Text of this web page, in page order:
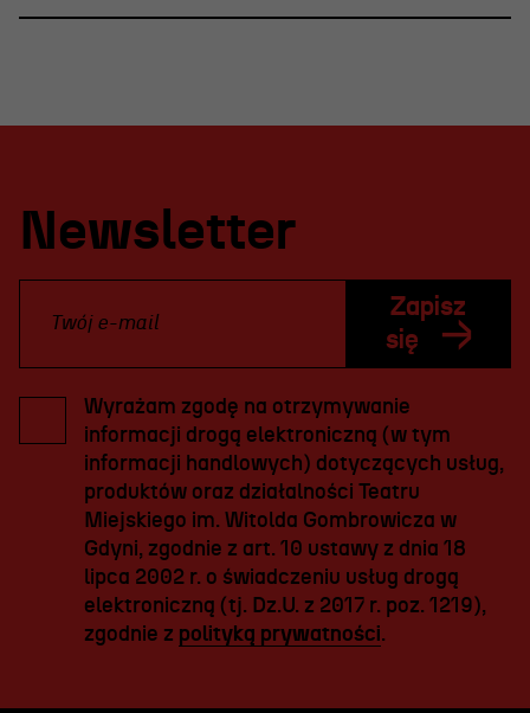
Newsletter
Zapisz
się
Wyrażam zgodę na otrzymywanie
informacji drogą elektroniczną (w tym
informacji handlowych) dotyczących usług,
produktów oraz działalności Teatru
Miejskiego im. Witolda Gombrowicza w
Gdyni, zgodnie z art. 10 ustawy z dnia 18
lipca 2002 r. o świadczeniu usług drogą
elektroniczną (tj. Dz.U. z 2017 r. poz. 1219),
zgodnie z polityką prywatności.